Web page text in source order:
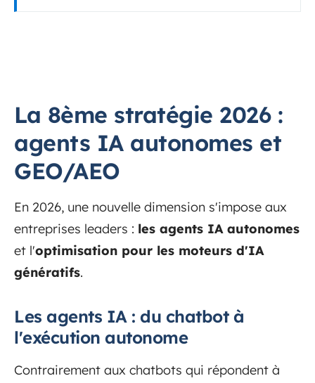
La 8ème stratégie 2026 :
agents IA autonomes et
GEO/AEO
En 2026, une nouvelle dimension s'impose aux
entreprises leaders : les agents IA autonomes
et l'optimisation pour les moteurs d'IA
génératifs.
Les agents IA : du chatbot à
l'exécution autonome
Contrairement aux chatbots qui répondent à